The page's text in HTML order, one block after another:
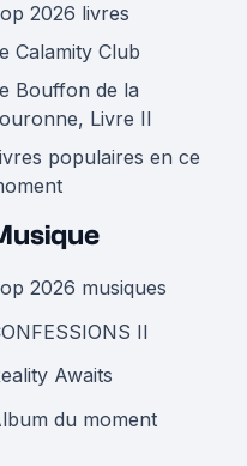
2026 livres
Calamity Club
Bouffon de la
Livre II
populaires en ce
2026 musiques
II
Awaits
du moment